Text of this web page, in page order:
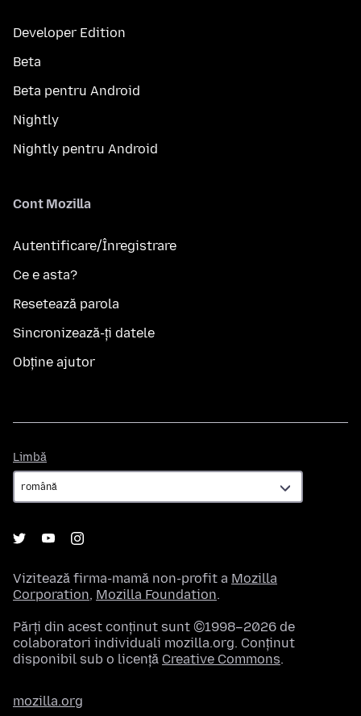
Developer Edition
Beta
Beta pentru Android
Nightly
Nightly pentru Android
Cont Mozilla
Autentificare/Înregistrare
Ce e asta?
Resetează parola
Sincronizează-ți datele
Obține ajutor
Limbă
Vizitează firma-mamă non-profit a Mozilla
Corporation, Mozilla Foundation.
Părți din acest conținut sunt ©1998–2026 de
colaboratori individuali mozilla.org. Conținut
disponibil sub o licență Creative Commons.
mozilla.org